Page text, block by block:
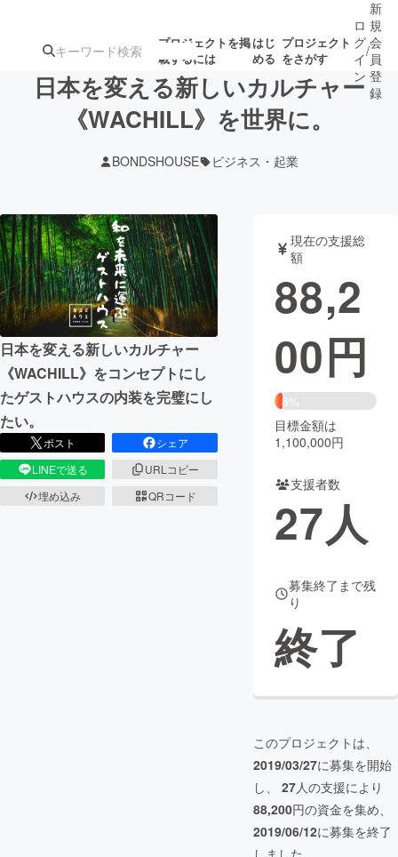
プロジェクトを掲
載するには
はじ
める
プロジェクト
をさがす
ターン
ジェクト
募集終了が近いプ
ロジェクト
アート・写真 音楽
テクノロジー・ガジェット ゲーム・
映像・映画 書籍・雑誌
ビジネス・起業 チャレンジ
まちづくり・地域活性化
CAMPFIRE for Social Good
CAMPFIRE Creation
コミュニティ
ロ
グ
イ
ン
/
新
規
会
員
登
録
日本を変える新しいカルチャー
《WACHILL》を世界に。
BONDSHOUSE ビジネス・起業
日本を変える新しいカルチャー
《WACHILL》をコンセプトにし
たゲストハウスの内装を完璧にし
たい。
ポスト
シェア
LINEで送る
URLコピー
埋め込み
QRコード
現在の支援総
額
88,2
00円
8%
目標金額は
1,100,000円
支援者数
27人
募集終了まで残
り
終了
このプロジェクトは、
2019/03/27に募集を開始
し、 27人の支援により
88,200円の資金を集め、
2019/06/12に募集を終了
しました